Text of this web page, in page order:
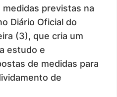
previstas na
Diário Oficial do
(3), que cria um
estudo e
de medidas para
de